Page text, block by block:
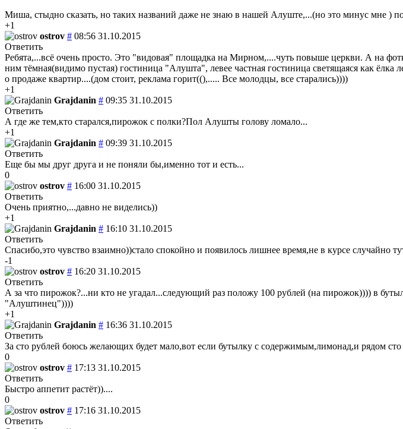
Миша, стыдно сказать, но таких названий даже не знаю в нашей Алуште,...(но это минус мне )
+1
ostrov # 08:56 31.10.2015
Ответить
Ребята,...всё очень просто. Это "видовая" площадка на Мирном,....чуть повыше церкви. А на
ним тёмная(видимо пустая) гостиница "Алушта", левее частная гостиница светящаяся как
о продаже квартир....(дом стоит, реклама горит((),..... Все молодцы, все старались))))
+1
Grajdanin # 09:35 31.10.2015
Ответить
А где же тем,кто старался,пирожок с полки?Пол Алушты голову ломало...
+1
Grajdanin # 09:39 31.10.2015
Ответить
Еще бы мы друг друга и не поняли бы,именно тот и есть...
0
ostrov # 16:00 31.10.2015
Ответить
Очень приятно,...давно не виделись))
+1
Grajdanin # 16:10 31.10.2015
Ответить
Спасибо,это чувство взаимно))стало спокойно и появилось лишнее время,не в курсе случайно
-1
ostrov # 16:20 31.10.2015
Ответить
А за что пирожок?...ни кто не угадал...следующий раз положу 100 рублей (на пирожок)))) в
"Алуштинец"))))
+1
Grajdanin # 16:36 31.10.2015
Ответить
За сто рублей боюсь желающих будет мало,вот если бутылку с содержимым,лимонад,и рядом сто
0
ostrov # 17:13 31.10.2015
Ответить
Быстро аппетит растёт))....
0
ostrov # 17:16 31.10.2015
Ответить